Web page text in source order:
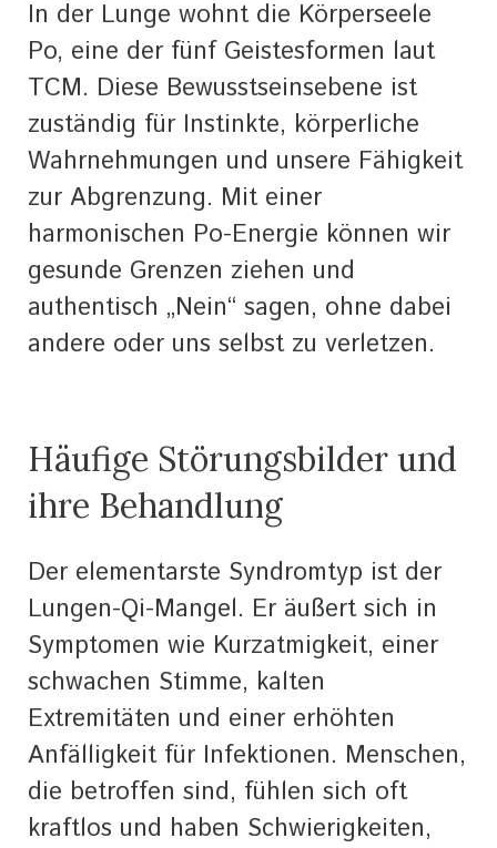
In der Lunge wohnt die Körperseele
Po, eine der fünf Geistesformen laut
TCM. Diese Bewusstseinsebene ist
zuständig für Instinkte, körperliche
Wahrnehmungen und unsere Fähigkeit
zur Abgrenzung. Mit einer
harmonischen Po-Energie können wir
gesunde Grenzen ziehen und
authentisch „Nein“ sagen, ohne dabei
andere oder uns selbst zu verletzen.
Häufige Störungsbilder und
ihre Behandlung
Der elementarste Syndromtyp ist der
Lungen-Qi-Mangel. Er äußert sich in
Symptomen wie Kurzatmigkeit, einer
schwachen Stimme, kalten
Extremitäten und einer erhöhten
Anfälligkeit für Infektionen. Menschen,
die betroffen sind, fühlen sich oft
kraftlos und haben Schwierigkeiten,